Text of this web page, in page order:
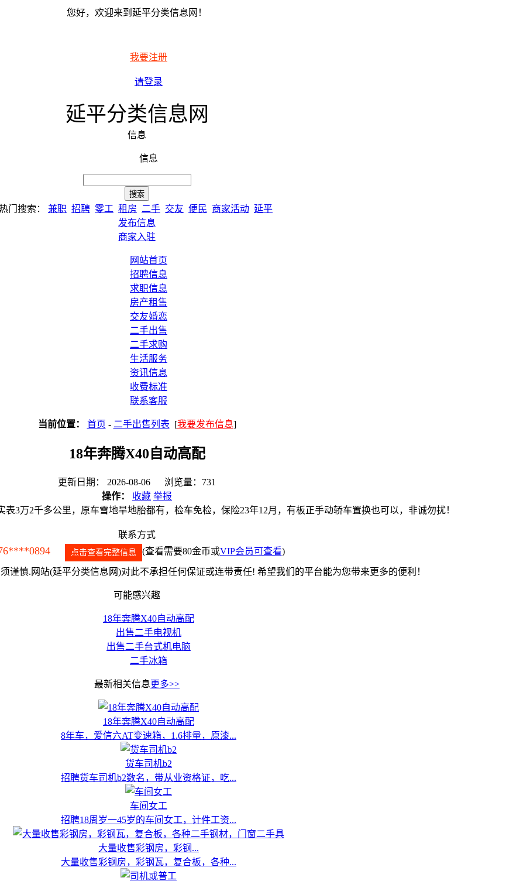
您好，欢迎来到延平分类信息网！
我要注册
请登录
延平分类信息网
信息
信息
门搜索： 兼职 招聘 零工 租房 二手 交友 便民 商家活动 延平
发布信息
商家入驻
网站首页
招聘信息
求职信息
房产租售
交友婚恋
二手出售
二手求购
生活服务
资讯信息
收费标准
联系客服
当前位置： 首页 - 二手出售列表 [我要发布信息]
18年奔腾X40自动高配
更新日期： 2026-08-06 浏览量：731
操作：
收藏 举报
3万2千多公里，原车雪地旱地胎都有，检车免检，保险23年12月，有板正手动轿车置换也可以，非诚勿扰！
联系方式
点击查看完整信息 (查看需要80金币或VIP会员可查看)
谨慎.网站(延平分类信息网)对此不承担任何保证或连带责任! 希望我们的平台能为您带来更多的便利！
可能感兴趣
18年奔腾X40自动高配
出售二手电视机
出售二手台式机电脑
二手冰箱
最新相关信息更多>>
18年奔腾X40自动高配
8年车，爱信六AT变速箱，1.6排量，原漆...
货车司机b2
招聘货车司机b2数名，带从业资格证，吃...
车间女工
招聘18周岁一45岁的车间女工，计件工资...
大量收售彩钢房，彩钢...
大量收售彩钢房，彩钢瓦，复合板，各种...